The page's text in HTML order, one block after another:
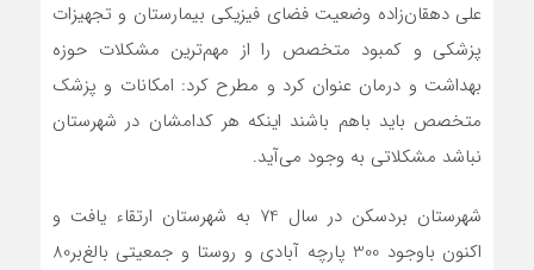
علی دهقان‌زاده وضعیت فضای فیزیکی بیمارستان و تجهیزات
پزشکی و کمبود متخصص را از مهم‌ترین مشکلات حوزه
بهداشت و درمان عنوان کرد و مطرح کرد: امکانات و پزشک
متخصص باید باهم باشند این‏که هر کدام‏شان در شهرستان
نباشد مشکلاتی به وجود می‌آید.
شهرستان بردسکن در سال 74 به شهرستان ارتقاء یافت و
اکنون باوجود 300 پارچه آبادی و روستا و جمعیتی بالغ‌بر80